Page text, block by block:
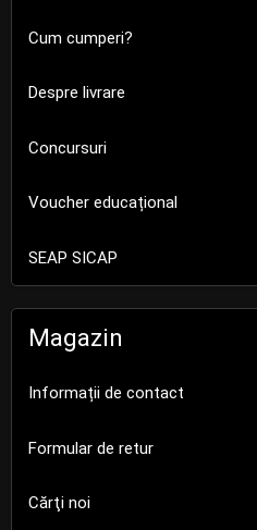
Cum cumperi?
Despre livrare
Concursuri
Voucher educațional
SEAP SICAP
Magazin
Informații de contact
Formular de retur
Cărţi noi